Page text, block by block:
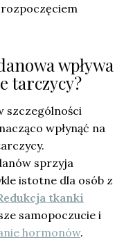
wpływa
tarczycy?
szczególności
wpłynąć na
sprzyja
istotne dla osób z
tkanki
samopoczucie i
hormonów.